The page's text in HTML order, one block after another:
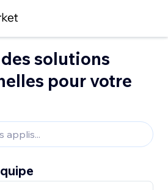
solutions
pour votre